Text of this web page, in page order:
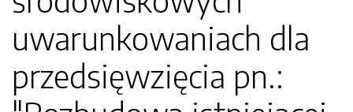
uwarunkowaniach dla
przedsięwzięcia pn.: